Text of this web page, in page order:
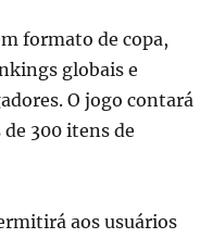
formato de copa,
globais e
O jogo contará
300 itens de
aos usuários